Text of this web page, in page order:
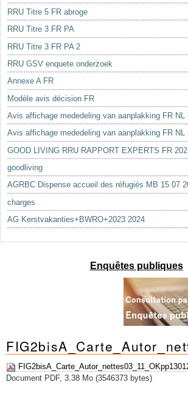
RRU Titre 5 FR abroge
RRU Titre 3 FR PA
RRU Titre 3 FR PA 2
RRU GSV enquete onderzoek
Annexe A FR
Modèle avis décision FR
Avis affichage mededeling van aanplakking FR NL
Avis affichage mededeling van aanplakking FR NL
GOOD LIVING RRU RAPPORT EXPERTS FR
goodliving
AGRBC Dispense accueil des réfugiés MB 15 07
charges
AG Kerstvakanties+BWRO+2023 2024
Enquêtes publiques
Document PDF, 3.38 Mo (3546373 bytes)